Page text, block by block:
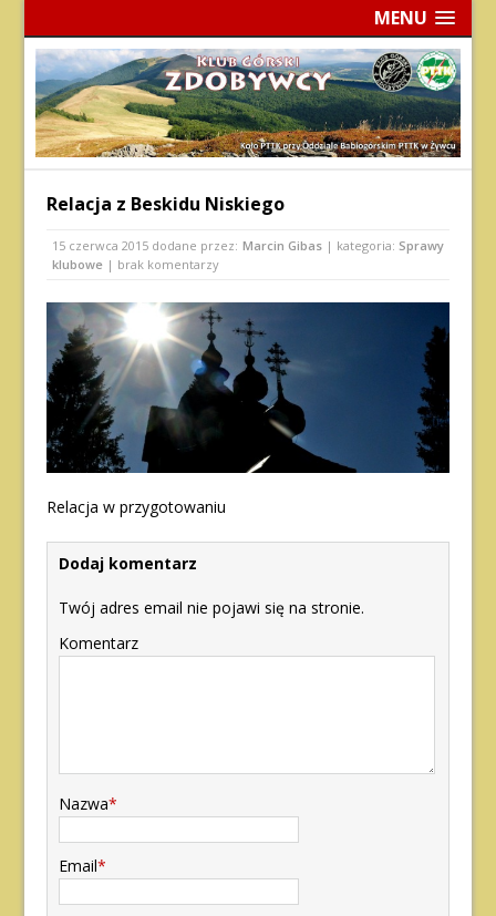
MENU
Relacja z Beskidu Niskiego
15 czerwca 2015 dodane przez: Marcin Gibas | kategoria: Sprawy
klubowe | brak komentarzy
Relacja w przygotowaniu
Dodaj komentarz
Twój adres email nie pojawi się na stronie.
Komentarz
Nazwa*
Email*